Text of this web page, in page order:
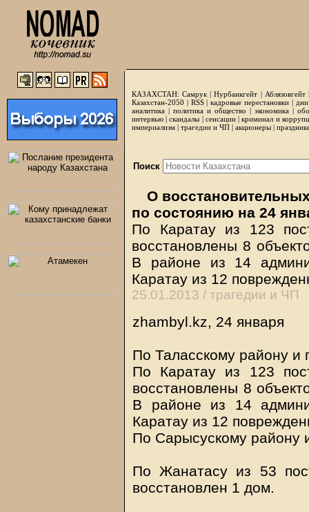
КАЗАХСТАН: Самрук |Нурбанкгейт | Аблязовгейт
Казахстан-2050 | RSS|кадровые перестановки|
аналитика | политика и общество | экономика |
интервью |скандалы | сенсации|криминал и
империализм | трагедии и ЧП | акционеры |
Поиск
О
по состоянию на 24
По Каратау из 123
восстановлены 8
В районе из 14
Каратау из 12
25.01.2013 / трагедии и ЧП
zhambyl.kz, 24 января
По Таласскому району и
По Каратау из 123
восстановлены 8
В районе из 14
Каратау из 12
По Сарысускому району
По Жанатасу из 53
восстановлен 1 дом.